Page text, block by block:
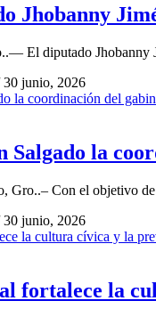
Jhobanny
El diputado Jhobanny
30 junio, 2026
Salgado la
Gro..– Con el objetivo
30 junio, 2026
fortalece la